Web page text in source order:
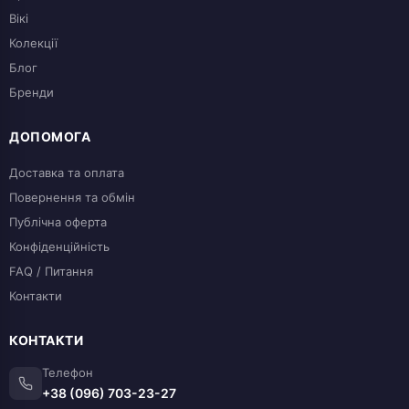
Вікі
Колекції
Блог
Бренди
ДОПОМОГА
Доставка та оплата
Повернення та обмін
Публічна оферта
Конфіденційність
FAQ / Питання
Контакти
КОНТАКТИ
Телефон
+38 (096) 703-23-27